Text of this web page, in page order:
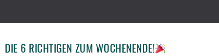
DIE 6 RICHTIGEN ZUM WOCHENENDE!